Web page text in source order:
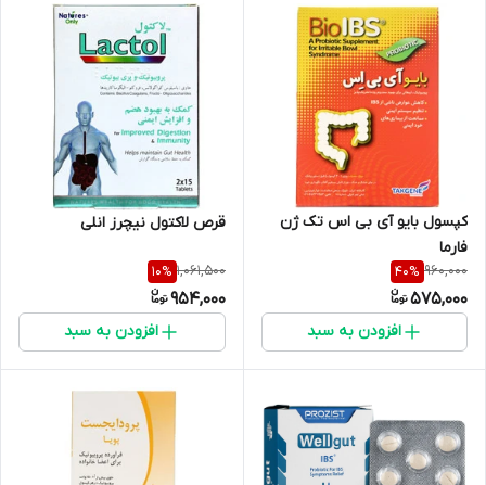
کپسول بایو آی بی اس تک ژن
فارما
960,000
40%
575,000
افزودن به سبد
قرص لاکتول نیچرز انلی
1,061,500
10%
954,000
افزودن به سبد